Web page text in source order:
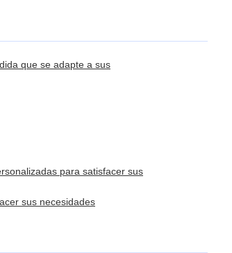
que se adapte a sus
para satisfacer sus
sus necesidades